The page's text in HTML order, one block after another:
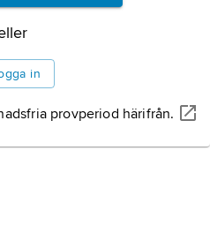
in
provperiod härifrån.